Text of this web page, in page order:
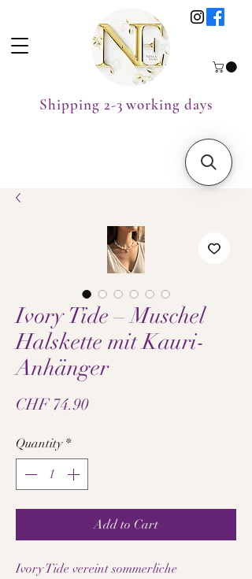
Shipping 2-3 working days
Ivory Tide – Muschel
Halskette mit Kauri-
Anhänger
CHF 74.90Price
Quantity *
Add to Cart
Ivory Tide vereint sommerliche